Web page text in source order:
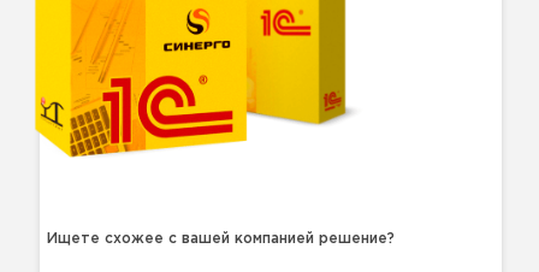
Ищете схожее с вашей компанией решение?